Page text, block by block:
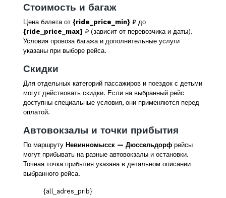
Стоимость и багаж
Цена билета от {ride_price_min} ₽ до
{ride_price_max} ₽ (зависит от перевозчика и даты).
Условия провоза багажа и дополнительные услуги
указаны при выборе рейса.
Скидки
Для отдельных категорий пассажиров и поездок с детьми
могут действовать скидки. Если на выбранный рейс
доступны специальные условия, они применяются перед
оплатой.
Автовокзалы и точки прибытия
По маршруту Невинномысск — Дюссельдорф рейсы
могут прибывать на разные автовокзалы и остановки.
Точная точка прибытия указана в детальном описании
выбранного рейса.
{all_adres_prib}